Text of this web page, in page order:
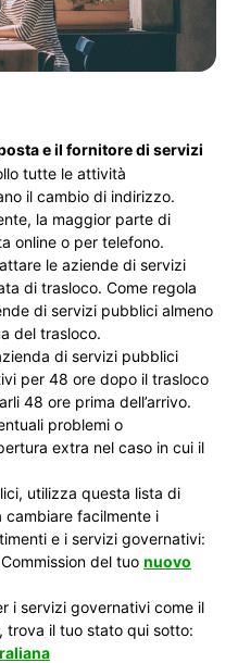
e il fornitore di servizi
tutte le attività
il cambio di indirizzo.
la maggior parte di
online o per telefono.
le aziende di servizi
di trasloco. Come regola
di servizi pubblici almeno
del trasloco.
di servizi pubblici
per 48 ore dopo il trasloco
48 ore prima dell’arrivo.
problemi o
extra nel caso in cui il
utilizza questa lista di
facilmente i
e i servizi governativi:
del tuo nuovo
i servizi governativi come il
trova il tuo stato qui sotto: